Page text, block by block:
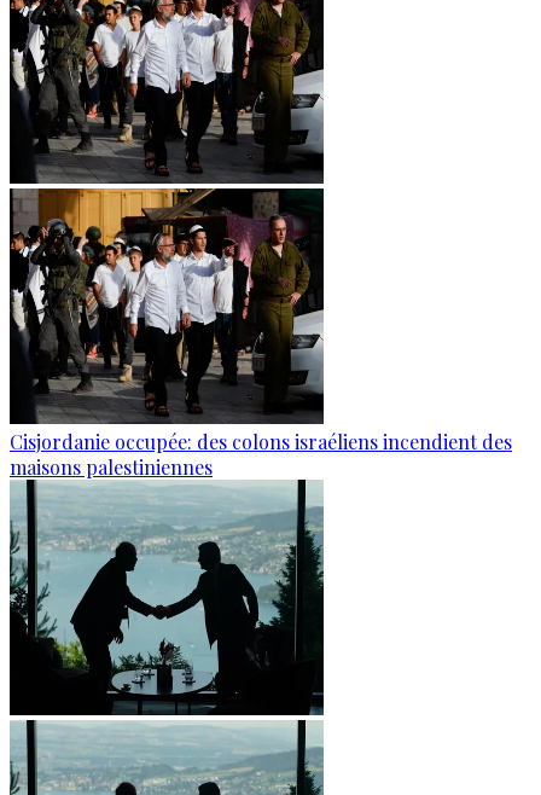
Cisjordanie occupée: des colons israéliens incendient des
maisons palestiniennes